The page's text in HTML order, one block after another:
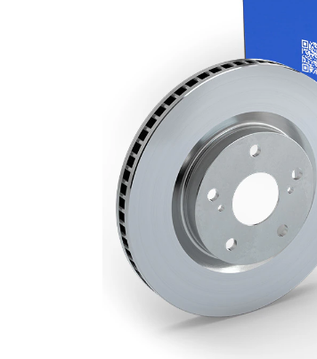
17,4 mm
počet děr
1
Vnější
průměr
294 mm
Počet děr
5
Centrovací
průměr
75 mm
Kruhový
vyvrt Ø 2
120 mm
povrch
nátěr